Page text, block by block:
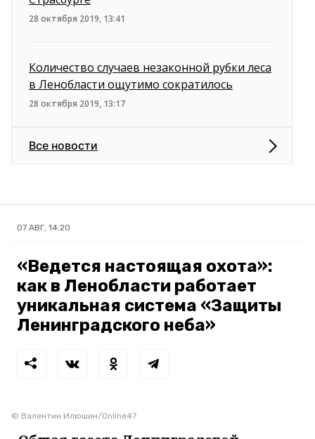
28 октября 2019, 13:41
Количество случаев незаконной рубки леса
в Ленобласти ощутимо сократилось
28 октября 2019, 13:17
Все новости
07 АВГ, 14:20
«Ведется настоящая охота»:
как в Ленобласти работает
уникальная система «Защиты
Ленинградского неба»
© Валентин Илюшин/Online47